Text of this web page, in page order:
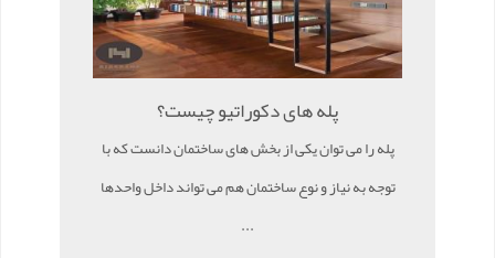
پله های دکوراتیو چیست؟
پله را می توان یکی از بخش های ساختمان دانست که با
توجه به نیاز و نوع ساختمان هم می تواند داخل واحدها
...